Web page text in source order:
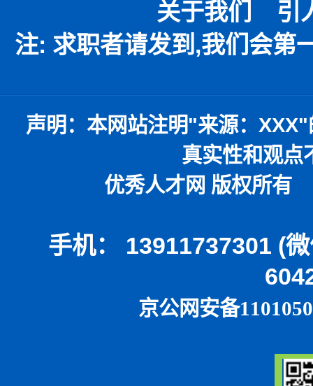
关于我们 引
注: 求职者请发到,我们会第
声明：本网站注明"来源： XXX"
真实性和观点
优秀人才网 版权所有 本网
手机： 13911737301 (
京公网安备